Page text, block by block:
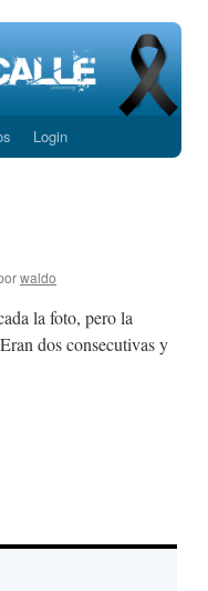
Login
waldo
la foto, pero la
dos consecutivas y